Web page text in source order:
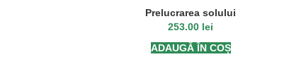
pentru HC, RD899-
Prelucrarea solului
253.00 lei
ADAUGĂ ÎN COȘ